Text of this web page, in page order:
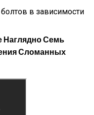
в зависимости
Наглядно Семь
Сломанных